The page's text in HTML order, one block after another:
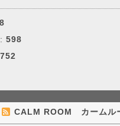
598
CALM ROOM カームル